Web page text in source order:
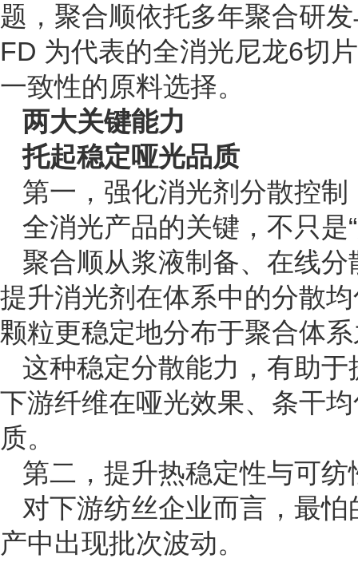
题，聚合顺依托多年聚合研
FD 为代表的全消光尼龙6切
一致性的原料选择。
两大关键能力
托起稳定哑光品质
第一，强化消光剂分散控
全消光产品的关键，不只是
聚合顺从浆液制备、在线
提升消光剂在体系中的分散
颗粒更稳定地分布于聚合体
这种稳定分散能力，有助
下游纤维在哑光效果、条干
质。
第二，提升热稳定性与可
对下游纺丝企业而言，最怕
产中出现批次波动。